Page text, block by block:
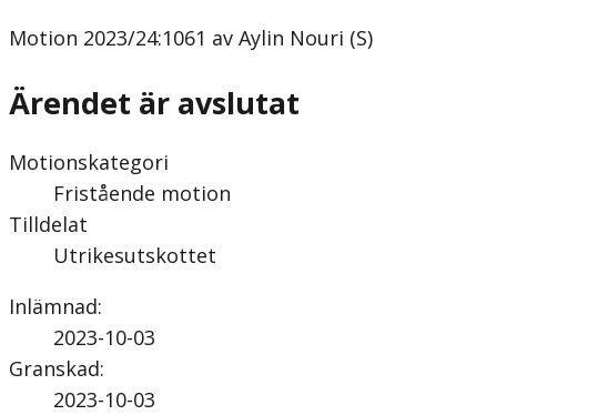
Motion 2023/24:1061 av Aylin Nouri (S)
Ärendet är avslutat
Motionskategori
Fristående motion
Tilldelat
Utrikesutskottet
Inlämnad:
2023-10-03
Granskad:
2023-10-03